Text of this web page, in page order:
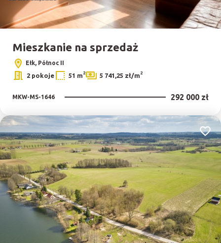
Mieszkanie na sprzedaż
Ełk, Północ II
2 pokoje 51 m2 5 741,25 zł/m2
MKW-MS-1646 292 000 zł